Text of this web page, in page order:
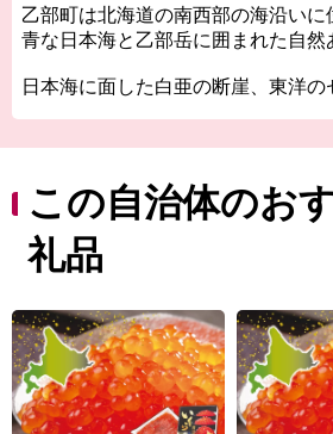
乙部町は北海道の南西部の海沿いに
青な日本海と乙部岳に囲まれた自然
日本海に面した白亜の断崖、東洋
また、海だけではなく”縁結びの神
れてきた連理の木『縁桂』など、魅
多くあります。
ぜひ堪能してください！
この自治体のお
礼品